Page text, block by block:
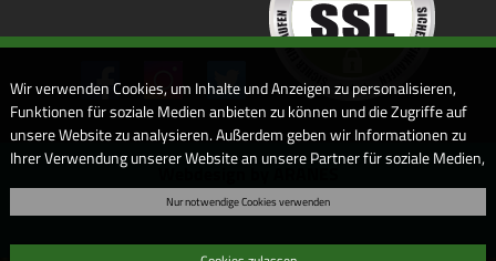
Webdesign by ARANES
Wir verwenden Cookies, um Inhalte und Anzeigen zu personalisieren,
Funktionen für soziale Medien anbieten zu können und die Zugriffe auf
unsere Website zu analysieren. Außerdem geben wir Informationen zu
Ihrer Verwendung unserer Website an unsere Partner für soziale Medien,
Informationen möglicherweise mit weiteren Daten zusammen, die Sie
Dienste gesammelt haben. Sofern Sie uns Ihre Einwilligung geben,
Nur notwendige Cookies verwenden